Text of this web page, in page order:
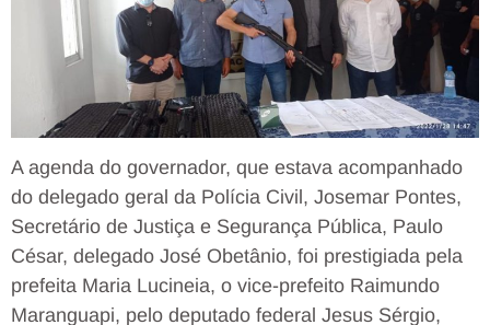
A agenda do governador, que estava acompanhado
do delegado geral da Polícia Civil, Josemar Pontes,
Secretário de Justiça e Segurança Pública, Paulo
César, delegado José Obetânio, foi prestigiada pela
prefeita Maria Lucineia, o vice-prefeito Raimundo
Maranguapi, pelo deputado federal Jesus Sérgio,